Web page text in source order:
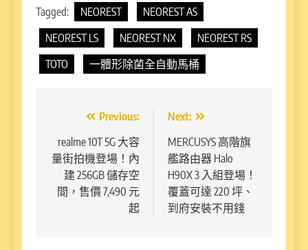
Tagged: NEOREST
NEOREST AS
NEOREST LS
NEOREST NX
NEOREST RS
TOTO
一體形除菌全自動馬桶
章
導
覽
Previous:
realme 10T 5G 大容
量街拍機登場！內
建 256GB 儲存空
間，售價 7,490 元
起
Next:
MERCUSYS 高階旗
艦路由器 Halo
H90X 3 入組登場！
覆蓋可達 220 坪、
到府安裝不用錢